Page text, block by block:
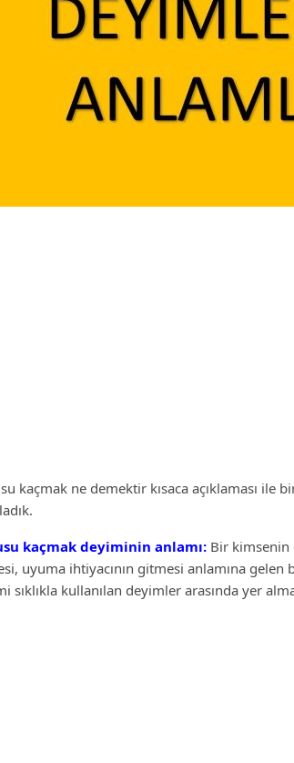
kaçmak ne demektir kısaca açıklaması
kaçmak deyiminin anlamı: Bir kimsenin
uyuma ihtiyacının gitmesi anlamına
sıklıkla kullanılan deyimler arasında yer